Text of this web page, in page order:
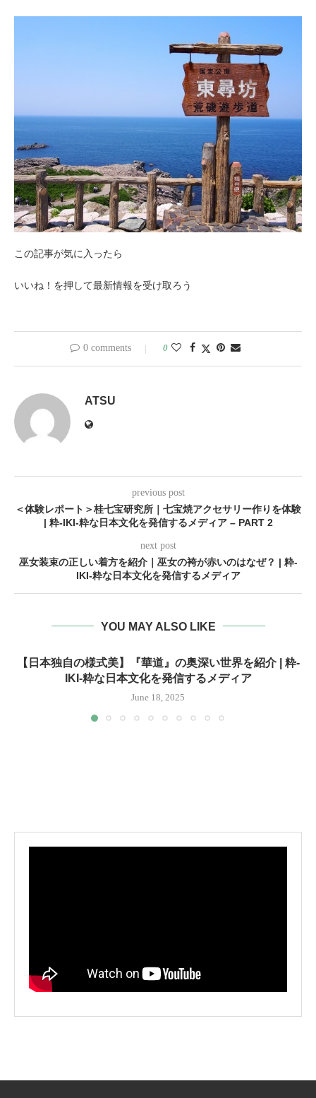
この記事が気に入ったら
いいね！を押して最新情報を受け取ろう
0 comments 0
ATSU
previous post
＜体験レポート＞桂七宝研究所｜七宝焼アクセサリー作りを体験
| 粋-IKI-粋な日本文化を発信するメディア – PART 2
next post
巫女装束の正しい着方を紹介｜巫女の袴が赤いのはなぜ？ | 粋-
IKI-粋な日本文化を発信するメディア
YOU MAY ALSO LIKE
【日本独自の様式美】『華道』の奥深い世界を紹介 | 粋-
IKI-粋な日本文化を発信するメディア
June 18, 2025